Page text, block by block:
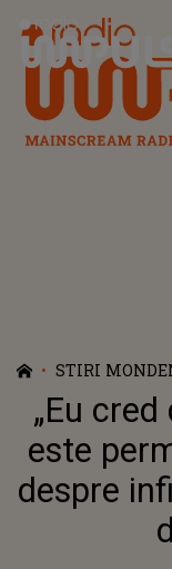
Radio Impuls
STIRI
„Eu
este
despre